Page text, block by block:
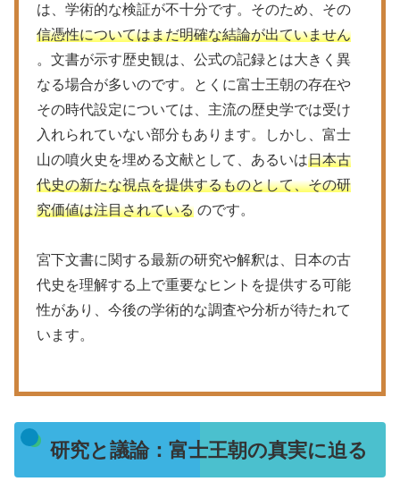
は、学術的な検証が不十分です。そのため、その
信憑性についてはまだ明確な結論が出ていません
。文書が示す歴史観は、公式の記録とは大きく異
なる場合が多いのです。とくに富士王朝の存在や
その時代設定については、主流の歴史学では受け
入れられていない部分もあります。しかし、富士
山の噴火史を埋める文献として、あるいは日本古
代史の新たな視点を提供するものとして、その研
究価値は注目されている のです。
宮下文書に関する最新の研究や解釈は、日本の古
代史を理解する上で重要なヒントを提供する可能
性があり、今後の学術的な調査や分析が待たれて
います。
研究と議論：富士王朝の真実に迫る